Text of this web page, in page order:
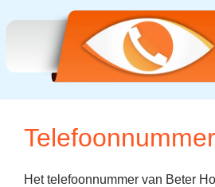
Telefoonnummer
Het telefoonnummer van Beter